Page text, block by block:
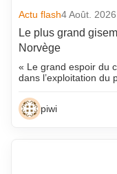
Actu flash4 Août. 2026
Le plus grand
Norvège
« Le grand espoir du
dans l’exploitation du
piwi